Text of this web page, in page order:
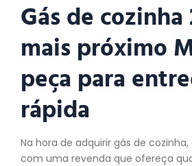
Gás de
mais próximo
peça para
rápida
Na hora de adquirir gás de
com uma revenda que ofereça